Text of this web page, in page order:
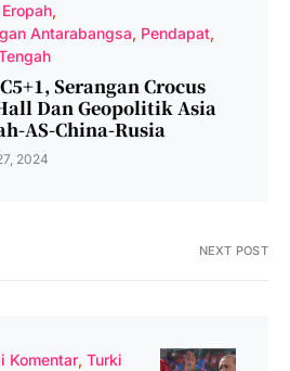
Eropah
Antarabangsa Pendapat
Serangan Crocus
Dan Geopolitik Asia
AS-China-Rusia
2024
NEXT POST
Komentar Turki